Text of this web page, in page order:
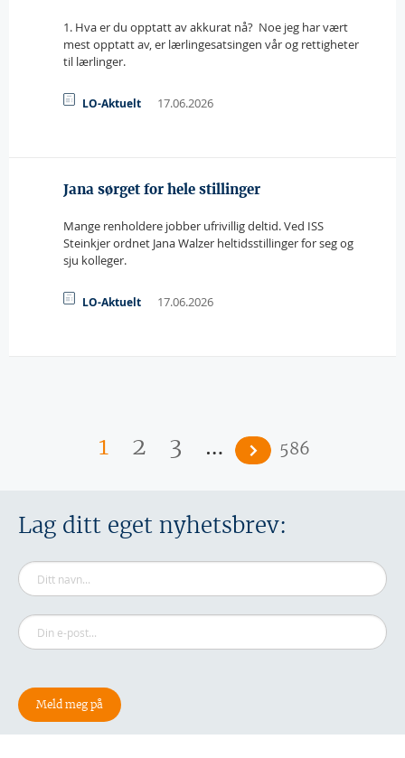
1. Hva er du opptatt av akkurat nå?  Noe jeg har vært
mest opptatt av, er lærlingesatsingen vår og rettigheter
til lærlinger.
LO-Aktuelt 17.06.2026
Jana sørget for hele stillinger
Mange renholdere jobber ufrivillig deltid. Ved ISS
Steinkjer ordnet Jana Walzer heltidsstillinger for seg og
sju kolleger.
LO-Aktuelt 17.06.2026
1 2 3 … 586
Lag ditt eget nyhetsbrev: